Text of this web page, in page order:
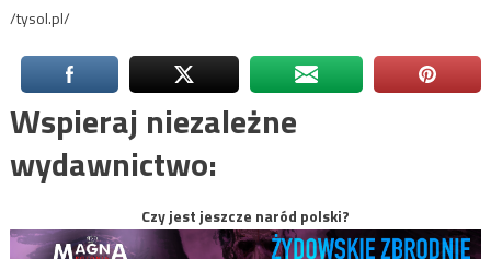
/tysol.pl/
Wspieraj niezależne
wydawnictwo:
Czy jest jeszcze naród polski?